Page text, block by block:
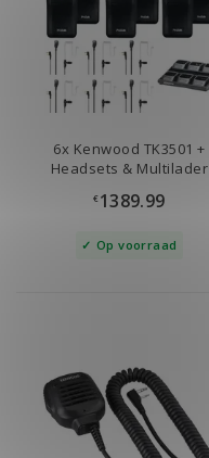
6x Kenwood TK3501 +
Headsets & Multilader
€1389.99
Op voorraad